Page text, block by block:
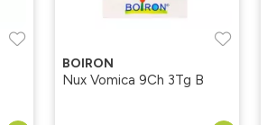
BOIRON
Nux Vomica 9Ch 3Tg B